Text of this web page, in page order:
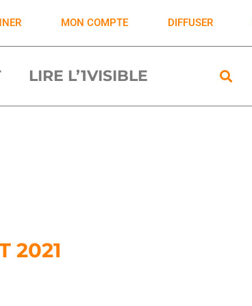
MON COMPTE DIFFUSER
LIRE L’1VISIBLE
2021